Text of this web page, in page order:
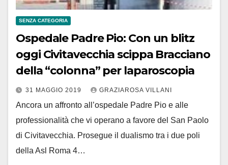
SENZA CATEGORIA
Ospedale Padre Pio: Con un blitz
oggi Civitavecchia scippa Bracciano
della “colonna” per laparoscopia
31 MAGGIO 2019 GRAZIAROSA VILLANI
Ancora un affronto all’ospedale Padre Pio e alle
professionalità che vi operano a favore del San Paolo
di Civitavecchia. Prosegue il dualismo tra i due poli
della Asl Roma 4…